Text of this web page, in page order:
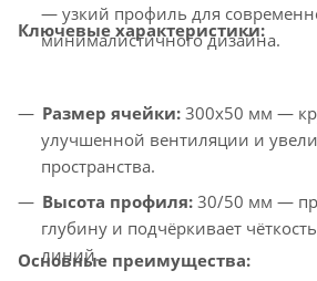
— узкий профиль для
минималистичного дизайна.
Ключевые характеристики:
Размер ячейки: 300x50 мм —
улучшенной вентиляции и
пространства.
Высота профиля: 30/50 мм —
глубину и подчёркивает
линий.
Основные преимущества: